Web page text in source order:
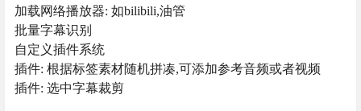
加载网络播放器: 如bilibili,油管
批量字幕识别
自定义插件系统
插件: 根据标签素材随机拼凑,可添加参考音频或者视频
插件: 选中字幕裁剪